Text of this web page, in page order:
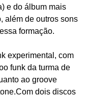
e do álbum mais
além de outros sons
formação.
experimental, com
funk da turma de
ao groove
dois discos